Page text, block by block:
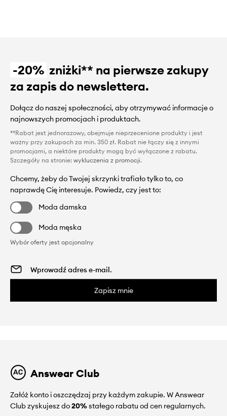
-20% zniżki** na pierwsze zakupy
za zapis do newslettera.
Dołącz do naszej społeczności, aby otrzymywać informacje o
najnowszych promocjach i produktach.
**Rabat jest jednorazowy, obejmuje nieprzecenione produkty i jest
ważny przy zakupach za min. 350 zł. Rabat nie łączy się z innymi
promocjami, a niektóre produkty mogą być wyłączone z rabatu.
Szczegóły na stronie: wykluczenia z promocji.
Chcemy, żeby do Twojej skrzynki trafiało tylko to, co
naprawdę Cię interesuje. Powiedz, czy jest to:
Moda damska
Moda męska
Wybór oferty jest opcjonalny
Zapisz mnie
Answear Club
Załóż konto i oszczędzaj przy każdym zakupie. W Answear
Club zyskujesz do20%stałego rabatu od cen regularnych.